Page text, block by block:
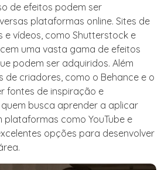
de efeitos podem ser
plataformas online. Sites de
e vídeos, como Shutterstock e
uma vasta gama de efeitos
podem ser adquiridos. Além
de criadores, como o Behance e o
fontes de inspiração e
busca aprender a aplicar
plataformas como YouTube e
opções para desenvolver